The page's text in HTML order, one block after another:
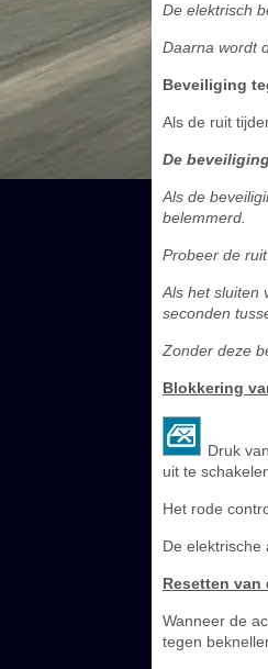
De elektrisch
Daarna wordt
Beveiliging
Als de ruit
De
Als de
belemmerd.
Probeer de
Als het sluiten
seconden
Zonder deze
Blokkering
Druk
uit te
Het rode
De elektrische
Resetten
Wanneer de
tegen